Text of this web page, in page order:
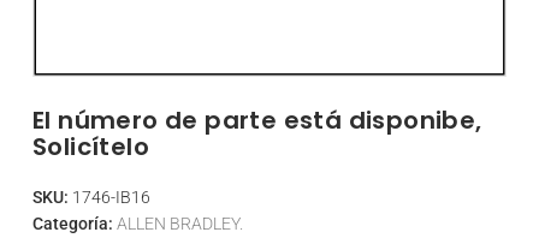
El número de parte está disponibe,
Solicítelo
SKU: 1746-IB16
Categoría: ALLEN BRADLEY.